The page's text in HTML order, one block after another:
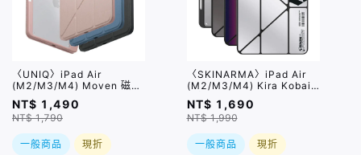
〈UNIQ〉iPad Air
(M2/M3/M4) Moven 磁吸
帶筆槽透明平板保護套 / 三
色,兩種尺寸
NT$ 1,490
NT$ 1,790
一般商品 現折
〈SKINARMA〉iPad Air
(M2/M3/M4) Kira Kobai
可拆蓋帶筆槽平板保護套 /
三款,兩種尺寸
NT$ 1,690
NT$ 1,990
一般商品 現折